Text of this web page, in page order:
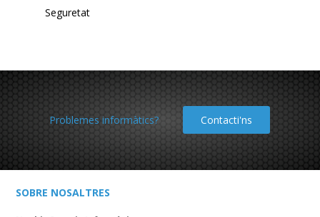
Seguretat
Problemes informàtics? Contacti'ns
SOBRE NOSALTRES